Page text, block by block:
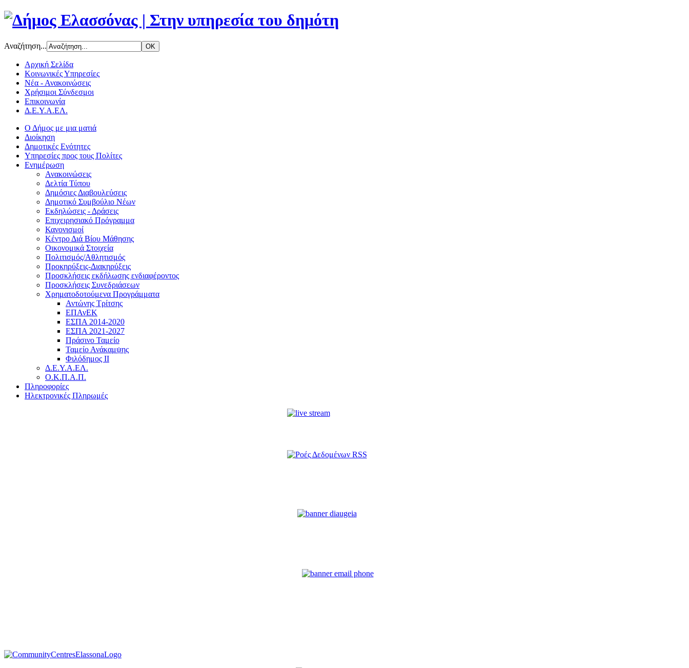
Αναζήτηση...
Αρχική Σελίδα
Κοινωνικές Υπηρεσίες
Νέα - Ανακοινώσεις
Χρήσιμοι Σύνδεσμοι
Επικοινωνία
Δ.Ε.Υ.Α.ΕΛ.
Ο Δήμος με μια ματιά
Διοίκηση
Δημοτικές Ενότητες
Υπηρεσίες προς τους Πολίτες
Ενημέρωση
Ανακοινώσεις
Δελτία Τύπου
Δημόσιες Διαβουλεύσεις
Δημοτικό Συμβούλιο Νέων
Εκδηλώσεις - Δράσεις
Επιχειρησιακό Πρόγραμμα
Κανονισμοί
Κέντρο Διά Βίου Μάθησης
Οικονομικά Στοιχεία
Πολιτισμός/Αθλητισμός
Προκηρύξεις-Διακηρύξεις
Προσκλήσεις εκδήλωσης ενδιαφέροντος
Προσκλήσεις Συνεδριάσεων
Χρηματοδοτούμενα Προγράμματα
Αντώνης Τρίτσης
ΕΠΑνΕΚ
ΕΣΠΑ 2014-2020
ΕΣΠΑ 2021-2027
Πράσινο Ταμείο
Ταμείο Ανάκαμψης
Φιλόδημος ΙΙ
Δ.Ε.Υ.Α.ΕΛ.
Ο.Κ.Π.Α.Π.
Πληροφορίες
Ηλεκτρονικές Πληρωμές